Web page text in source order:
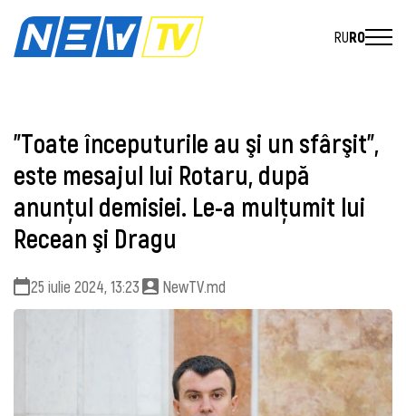
RURO
"Toate începuturile au şi un sfârşit",
este mesajul lui Rotaru, după
anunţul demisiei. Le-a mulţumit lui
Recean şi Dragu
25 iulie 2024, 13:23 NewTV.md